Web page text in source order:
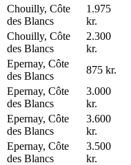
Chouilly, Côte
des Blancs
1.975
kr.
Chouilly, Côte
des Blancs
2.300
kr.
Epernay, Côte
des Blancs
875 kr.
Epernay, Côte
des Blancs
3.000
kr.
Epernay, Côte
des Blancs
3.600
kr.
Epernay, Côte
des Blancs
3.500
kr.